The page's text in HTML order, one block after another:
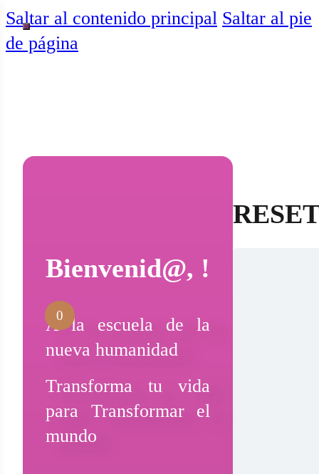
Saltar al contenido principal Saltar al pie
de página
Bienvenid@, !
0
A la escuela de la
nueva humanidad
Transforma tu vida
para Transformar el
mundo